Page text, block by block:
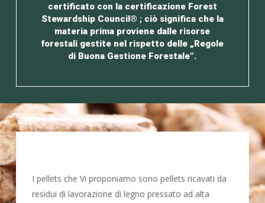
certificato con la certificazione Forest
Stewardship Council® ; ciò significa che la
materia prima proviene dalle risorse
forestali gestite nel rispetto delle „Regole
di Buona Gestione Forestale”.
I pellets che Vi proponiamo sono pellets ricavati da
residui di lavorazione di legno pressato ad alta